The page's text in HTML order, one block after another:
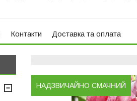
Контакти Доставка та оплата
НАДЗВИЧАЙНО СМАЧНИЙ